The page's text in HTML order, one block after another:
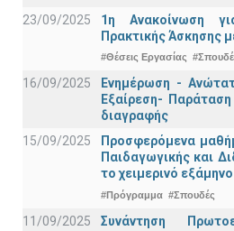
23/09/2025
1η Ανακοίνωση
Πρακτικής Άσκησης
#Θέσεις Εργασίας
16/09/2025
Ενημέρωση -
Εξαίρεση-
διαγραφής
15/09/2025
Προσφερόμενα
Παιδαγωγικής και
το χειμερινό
#Πρόγραμμα #Σπουδές
11/09/2025
Συνάντηση